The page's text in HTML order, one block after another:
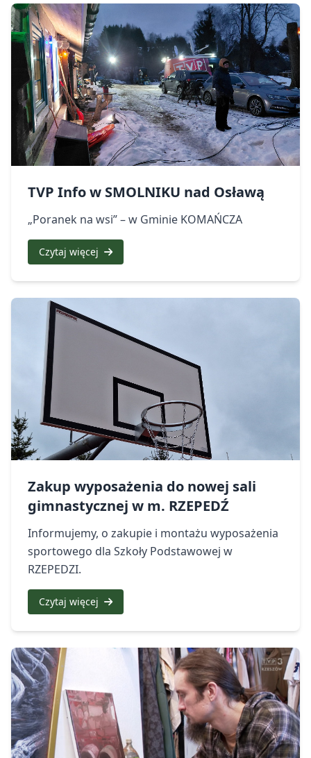
TVP Info w SMOLNIKU nad Osławą
„Poranek na wsi” – w Gminie KOMAŃCZA
Czytaj więcej
Zakup wyposażenia do nowej sali
gimnastycznej w m. RZEPEDŹ
Informujemy, o zakupie i montażu wyposażenia
sportowego dla Szkoły Podstawowej w
RZEPEDZI.
Czytaj więcej